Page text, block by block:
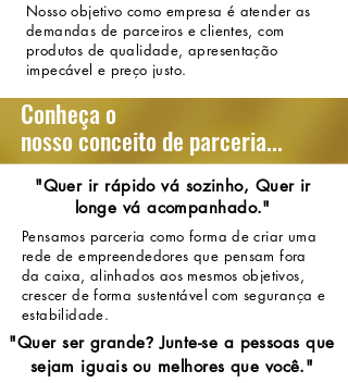
Nosso objetivo como empresa é atender as
demandas de parceiros e clientes, com
produtos de qualidade, apresentação
impecável e preço justo.
Conheça o
nosso conceito de parceria...
"Quer ir rápido vá sozinho, Quer ir
longe vá acompanhado."
Pensamos parceria como forma de criar uma
rede de empreendedores que pensam fora
da caixa, alinhados aos mesmos objetivos,
crescer de forma sustentável com segurança e
estabilidade.
"Quer ser grande? Junte-se a pessoas que
sejam iguais ou melhores que você."